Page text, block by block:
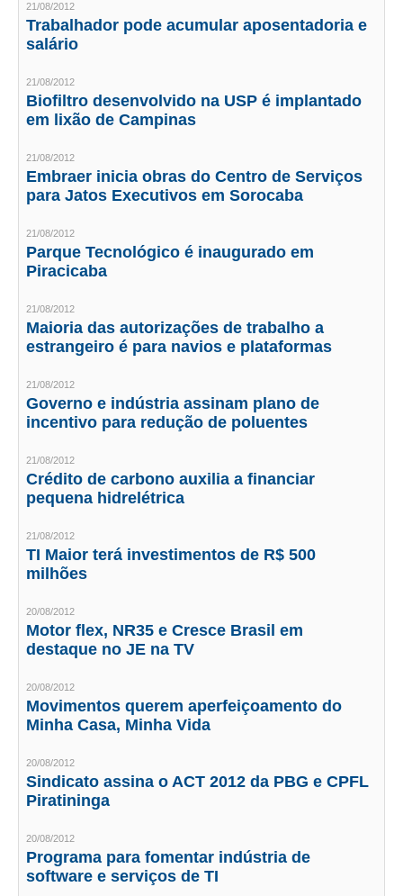
LEI 4.950-A/1966 – PISO SALARIAL
LEI 5.194/1966 – REGULAMENTAÇÃO DA PROFISSÃO
LEI 6.496/1977 – ART
RES 1.002/2002 – CÓDIGO DE ÉTICA
HOMOLOGAÇÕES
PISO SALARIAL
FIQUE POR DENTRO
OPORTUNIDADES
APRESENTAÇÃO
EMPREGO E ESTÁGIO
CARREIRA
AUTÔNOMOS E SERVIÇOS
NEWSLETTER
GUIA DAS ENGENHARIAS
CURSOS
SEESP EDUCAÇÃO
BENEFÍCIOS
CONVÊNIOS
SEESPPREV
21/08/2012
Trabalhador pode acumular aposentadoria e
salário
21/08/2012
Biofiltro desenvolvido na USP é implantado
em lixão de Campinas
21/08/2012
Embraer inicia obras do Centro de Serviços
para Jatos Executivos em Sorocaba
21/08/2012
Parque Tecnológico é inaugurado em
Piracicaba
21/08/2012
Maioria das autorizações de trabalho a
estrangeiro é para navios e plataformas
21/08/2012
Governo e indústria assinam plano de
incentivo para redução de poluentes
21/08/2012
Crédito de carbono auxilia a financiar
pequena hidrelétrica
21/08/2012
TI Maior terá investimentos de R$ 500
milhões
20/08/2012
Motor flex, NR35 e Cresce Brasil em
destaque no JE na TV
20/08/2012
Movimentos querem aperfeiçoamento do
Minha Casa, Minha Vida
20/08/2012
Sindicato assina o ACT 2012 da PBG e CPFL
Piratininga
20/08/2012
Programa para fomentar indústria de
software e serviços de TI